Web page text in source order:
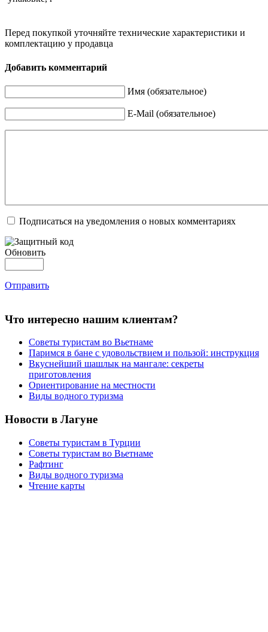
Перед покупкой уточняйте технические характеристики и
комплектацию у продавца
Добавить комментарий
Имя (обязательное)
E-Mail (обязательное)
Подписаться на уведомления о новых комментариях
Обновить
Отправить
Что интересно нашим клиентам?
Советы туристам во Вьетнаме
Паримся в бане с удовольствием и пользой: инструкция
Вкуснейший шашлык на мангале: секреты
приготовления
Ориентирование на местности
Виды водного туризма
Новости в Лагуне
Советы туристам в Турции
Советы туристам во Вьетнаме
Рафтинг
Виды водного туризма
Чтение карты